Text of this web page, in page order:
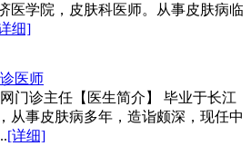
医学院，皮肤科医师。从事皮肤病临
细]
医师
门诊主任【医生简介】 毕业于长江
从事皮肤病多年，造诣颇深，现任中
[详细]